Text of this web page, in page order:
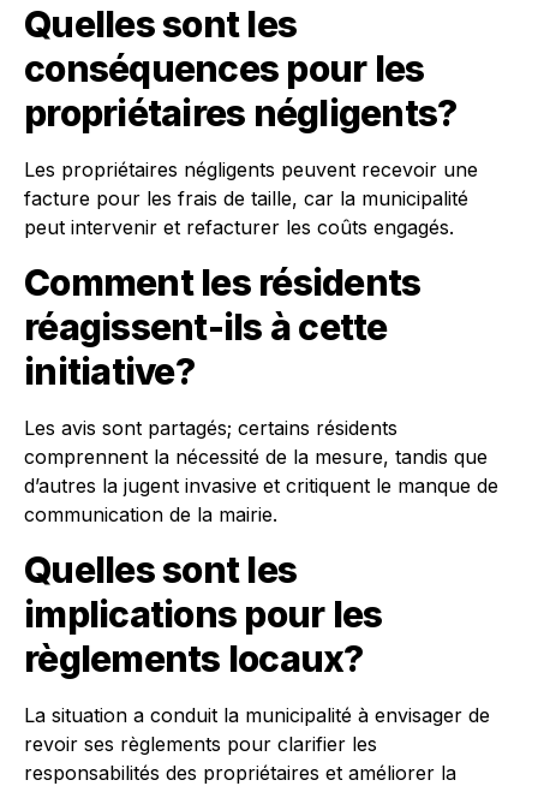
Quelles sont les
conséquences pour les
propriétaires négligents?
Les propriétaires négligents peuvent recevoir une
facture pour les frais de taille, car la municipalité
peut intervenir et refacturer les coûts engagés.
Comment les résidents
réagissent-ils à cette
initiative?
Les avis sont partagés; certains résidents
comprennent la nécessité de la mesure, tandis que
d’autres la jugent invasive et critiquent le manque de
communication de la mairie.
Quelles sont les
implications pour les
règlements locaux?
La situation a conduit la municipalité à envisager de
revoir ses règlements pour clarifier les
responsabilités des propriétaires et améliorer la